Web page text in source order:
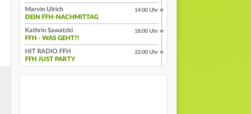
Marvin Ulrich
DEIN FFH-NACHMITTAG
14:00 Uhr
Kathrin Sawatzki
FFH - WAS GEHT?!
18:00 Uhr
HIT RADIO FFH
FFH JUST PARTY
22:00 Uhr